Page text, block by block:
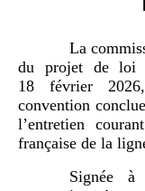
La
du projet de loi
18 février
convention
l’entretien
française de la
Signée